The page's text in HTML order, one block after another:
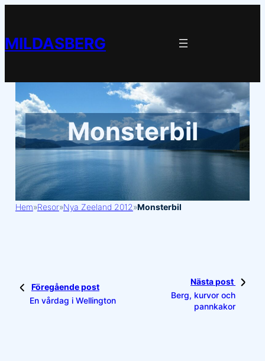
innehåll
MILDASBERG
Monsterbil
Hem»Resor»Nya Zeeland 2012»Monsterbil
Föregående post
En vårdag i Wellington
Nästa post
Berg, kurvor och
pannkakor